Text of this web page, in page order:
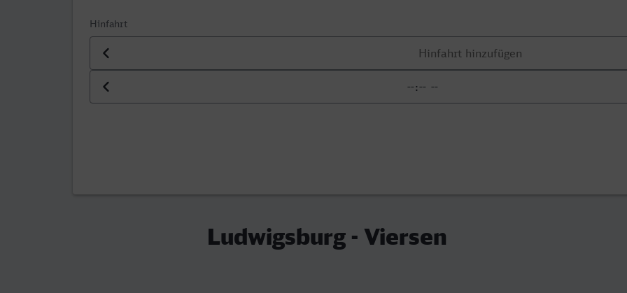
Hinfahrt
Datum der Hinfahrt
Uhrzeit der Hinfahrt
Ludwigsburg - Viersen